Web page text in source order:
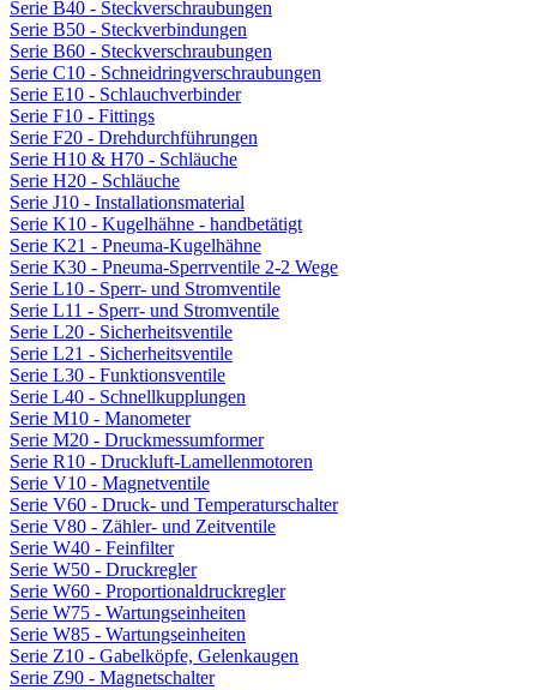
Serie B40 - Steckverschraubungen
Serie B50 - Steckverbindungen
Serie B60 - Steckverschraubungen
Serie C10 - Schneidringverschraubungen
Serie E10 - Schlauchverbinder
Serie F10 - Fittings
Serie F20 - Drehdurchführungen
Serie H10 & H70 - Schläuche
Serie H20 - Schläuche
Serie J10 - Installationsmaterial
Serie K10 - Kugelhähne - handbetätigt
Serie K21 - Pneuma-Kugelhähne
Serie K30 - Pneuma-Sperrventile 2-2 Wege
Serie L10 - Sperr- und Stromventile
Serie L11 - Sperr- und Stromventile
Serie L20 - Sicherheitsventile
Serie L21 - Sicherheitsventile
Serie L30 - Funktionsventile
Serie L40 - Schnellkupplungen
Serie M10 - Manometer
Serie M20 - Druckmessumformer
Serie R10 - Druckluft-Lamellenmotoren
Serie V10 - Magnetventile
Serie V60 - Druck- und Temperaturschalter
Serie V80 - Zähler- und Zeitventile
Serie W40 - Feinfilter
Serie W50 - Druckregler
Serie W60 - Proportionaldruckregler
Serie W75 - Wartungseinheiten
Serie W85 - Wartungseinheiten
Serie Z10 - Gabelköpfe, Gelenkaugen
Serie Z90 - Magnetschalter